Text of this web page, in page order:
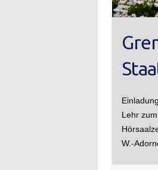
Lehr
W.-